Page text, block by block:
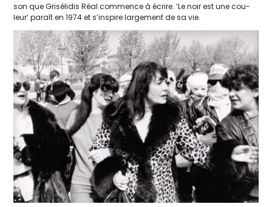
son que Grisélidis Réal com­mence à écrire. ‘Le noir est une cou­
leur’ paraît en 1974 et s’inspire lar­ge­ment de sa vie.